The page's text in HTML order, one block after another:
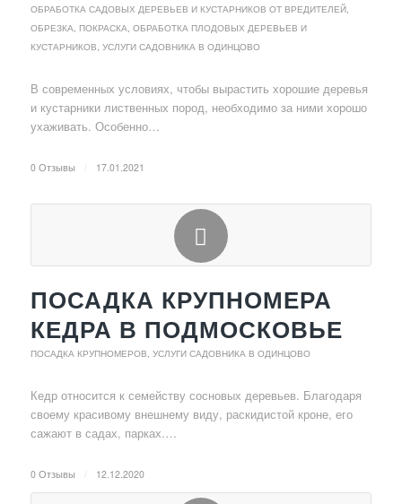
ОБРАБОТКА САДОВЫХ ДЕРЕВЬЕВ И КУСТАРНИКОВ ОТ ВРЕДИТЕЛЕЙ,
ОБРЕЗКА, ПОКРАСКА, ОБРАБОТКА ПЛОДОВЫХ ДЕРЕВЬЕВ И
КУСТАРНИКОВ УСЛУГИ САДОВНИКА В ОДИНЦОВО
В современных условиях, чтобы вырастить хорошие деревья
и кустарники лиственных пород, необходимо за ними хорошо
ухаживать. Особенно…
0 Отзывы 17.01.2021
ПОСАДКА КРУПНОМЕРА
КЕДРА В ПОДМОСКОВЬЕ
ПОСАДКА КРУПНОМЕРОВ УСЛУГИ САДОВНИКА В ОДИНЦОВО
Кедр относится к семейству сосновых деревьев. Благодаря
своему красивому внешнему виду, раскидистой кроне, его
сажают в садах, парках.…
0 Отзывы 12.12.2020